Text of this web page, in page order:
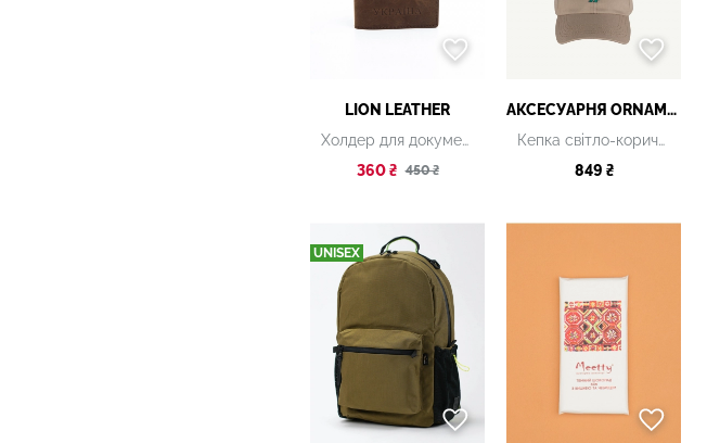
LION LEATHER
Холдер для документів темно-зелений
360 ₴ 450 ₴
АКСЕСУАРНЯ ОRNAMENT
Кепка світло-коричнева
849 ₴
UNISEX